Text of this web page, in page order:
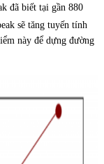
đã biết tại gần 880
sẽ tăng tuyến tính
này để dựng đường